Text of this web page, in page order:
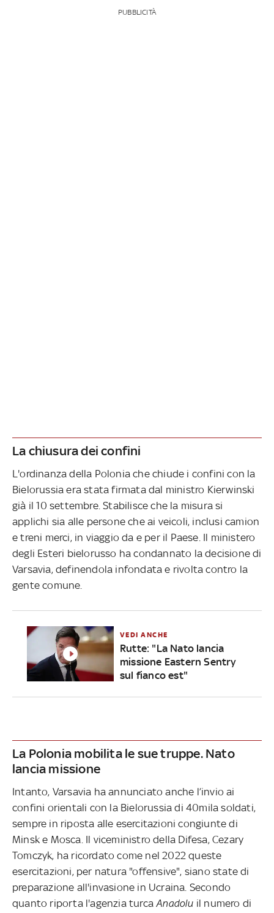
PUBBLICITÀ
La chiusura dei confini
L'ordinanza della Polonia che chiude i confini con la
Bielorussia era stata firmata dal ministro Kierwinski
già il 10 settembre. Stabilisce che la misura si
applichi sia alle persone che ai veicoli, inclusi camion
e treni merci, in viaggio da e per il Paese. Il ministero
degli Esteri bielorusso ha condannato la decisione di
Varsavia, definendola infondata e rivolta contro la
gente comune.
VEDI ANCHE
Rutte: "La Nato lancia
missione Eastern Sentry
sul fianco est"
La Polonia mobilita le sue truppe. Nato
lancia missione
Intanto, Varsavia ha annunciato anche l’invio ai
confini orientali con la Bielorussia di 40mila soldati,
sempre in riposta alle esercitazioni congiunte di
Minsk e Mosca. Il viceministro della Difesa, Cezary
Tomczyk, ha ricordato come nel 2022 queste
esercitazioni, per natura "offensive", siano state di
preparazione all'invasione in Ucraina. Secondo
quanto riporta l'agenzia turcaAnadolu il numero di